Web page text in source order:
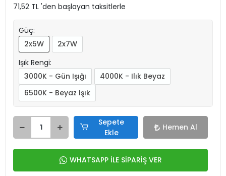
71,52 TL 'den başlayan taksitlerle
Güç:
2x5W
2x7W
Işık Rengi:
3000K - Gün Işığı
4000K - Ilık Beyaz
6500K - Beyaz Işık
Sepete
Ekle
Hemen Al
WHATSAPP İLE SİPARİŞ VER